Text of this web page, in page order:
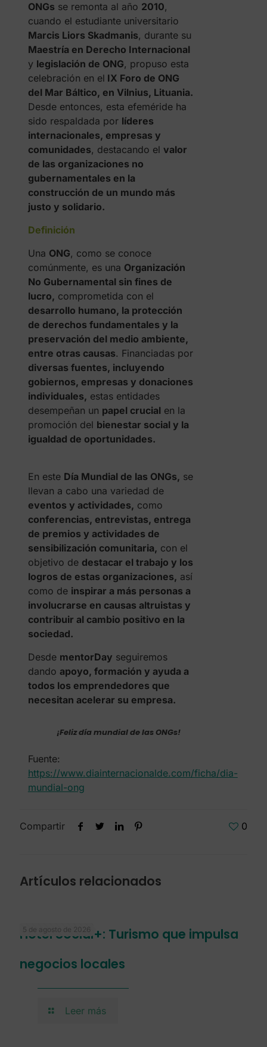
ONGs se remonta al año 2010,
cuando el estudiante universitario
Marcis Liors Skadmanis, durante su
Maestría en Derecho Internacional
y legislación de ONG, propuso esta
celebración en el IX Foro de ONG
del Mar Báltico, en Vilnius, Lituania.
Desde entonces, esta efeméride ha
sido respaldada por líderes
internacionales, empresas y
comunidades, destacando el valor
de las organizaciones no
gubernamentales en la
construcción de un mundo más
justo y solidario.
Definición
Una ONG, como se conoce
comúnmente, es una Organización
No Gubernamental sin fines de
lucro, comprometida con el
desarrollo humano, la protección
de derechos fundamentales y la
preservación del medio ambiente,
entre otras causas. Financiadas por
diversas fuentes, incluyendo
gobiernos, empresas y donaciones
individuales, estas entidades
desempeñan un papel crucial en la
promoción del bienestar social y la
igualdad de oportunidades.
En este Día Mundial de las ONGs, se
llevan a cabo una variedad de
eventos y actividades, como
conferencias, entrevistas, entrega
de premios y actividades de
sensibilización comunitaria, con el
objetivo de destacar el trabajo y los
logros de estas organizaciones, así
como de inspirar a más personas a
involucrarse en causas altruistas y
contribuir al cambio positivo en la
sociedad.
Desde mentorDay seguiremos
dando apoyo, formación y ayuda a
todos los emprendedores que
necesitan acelerar su empresa.
¡Feliz día mundial de las ONGs!
Fuente:
https://www.diainternacionalde.com/ficha/dia-
mundial-ong
Compartir 0
Artículos relacionados
5 de agosto de 2026
Hotel Social+: Turismo que impulsa
negocios locales
Leer más